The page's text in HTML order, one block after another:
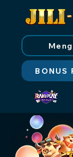
BONUS